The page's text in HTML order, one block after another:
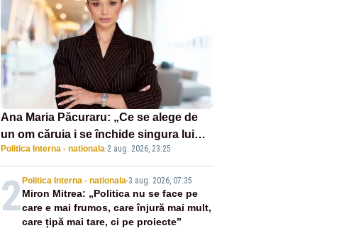
Ana Maria Păcuraru: „Ce se alege de
un om căruia i se închide singura lui
portiță?”
Politica Interna - nationala·2 aug. 2026, 23:25
2 Politica Interna - nationala-3 aug. 2026, 07:35
Miron Mitrea: „Politica nu se face pe
care e mai frumos, care înjură mai mult,
care țipă mai tare, ci pe proiecte”